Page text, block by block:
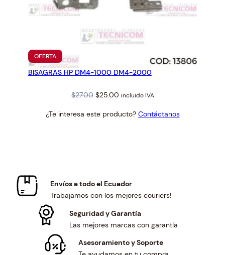
OFERTAPRODUCTO
EN
OFERTA
BISAGRAS HP DM4-1000 DM4-2000
$27.00 Original
was:
$25.00Current
is:
incluido IVA
¿Te interesa este producto? Contáctanos
Envíos a todo el Ecuador
Trabajamos con los mejores couriers!
Seguridad y Garantía
Las mejores marcas con garantía
Asesoramiento y Soporte